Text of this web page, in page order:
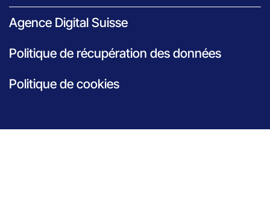
Agence Digital Suisse
Politique de récupération des données
Politique de cookies